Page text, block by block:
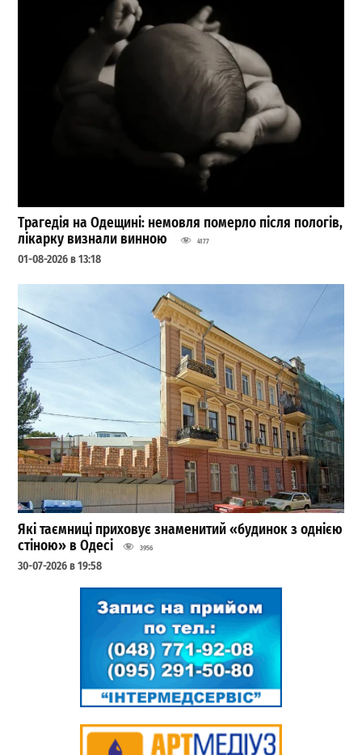
Трагедія на Одещині: немовля померло після пологів,
лікарку визнали винною
4177
01-08-2026 в 13:18
Які таємниці приховує знаменитий «будинок з однією
стіною» в Одесі
3956
30-07-2026 в 19:58